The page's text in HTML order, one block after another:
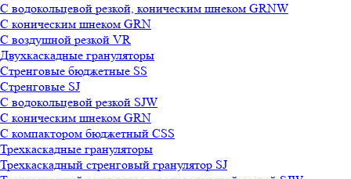
С водокольцевой резкой, коническим шнеком GRNW
С коническим шнеком GRN
С воздушной резкой VR
Двухкаскадные грануляторы
Стренговые бюджетные SS
Стренговые SJ
С водокольцевой резкой SJW
С коническим шнеком GRN
С компактором бюджетный CSS
Трехкаскадные грануляторы
Трехкаскадный стренговый гранулятор SJ